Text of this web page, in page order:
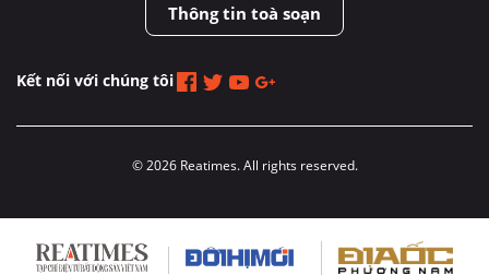
Thông tin toà soạn
Kết nối với chúng tôi
© 2026 Reatimes. All rights reserved.